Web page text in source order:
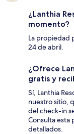
¿Lanthia
momento?
La propiedad
24 de abril.
¿Ofrece
gratis y
Sí, Lanthia
nuestro sitio,
del check-in
Consulta esta
detallados.